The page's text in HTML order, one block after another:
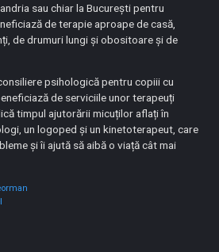
sau chiar la București pentru
de terapie aproape de casă,
de drumuri lungi și obositoare și de
psihologică pentru copiii cu
de serviciile unor terapeuți
timpul ajutorării micuților aflați în
un logoped și un kinetoterapeut, care
și îi ajută să aibă o viață cât mai